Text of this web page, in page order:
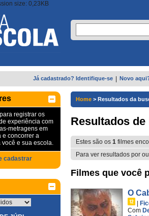
size: 0,23KB
Já cadastrado? Identifique-se Novo
registrar os
experiência com
metragens em
e concorrer a
você e sua escola.
cadastrar
Home > Resultados da
Resultados de
Estes são os 1 filmes
Para ver resultados por
Filmes que você
O
Com